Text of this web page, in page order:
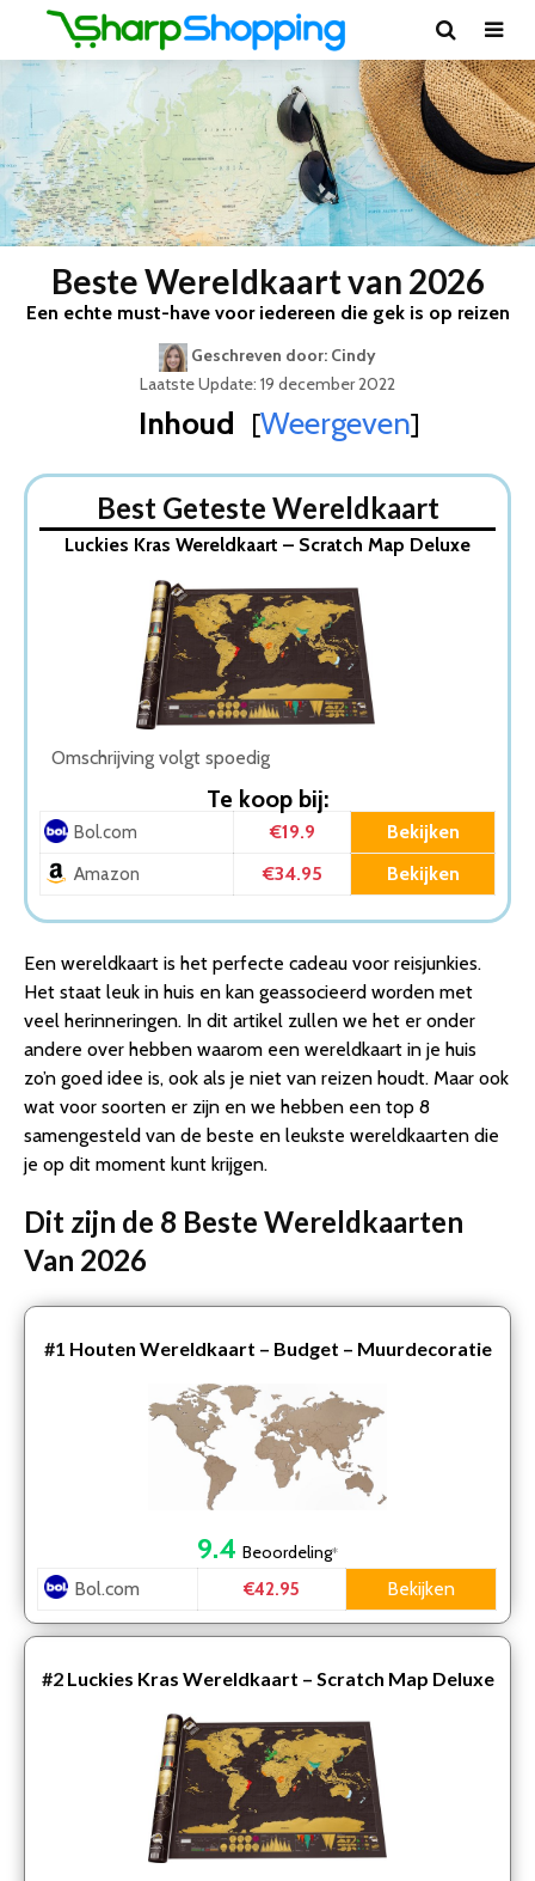
Beste Wereldkaart van 2026
Een echte must-have voor iedereen die gek is op reizen
Geschreven door: Cindy
Laatste Update: 19 december 2022
Inhoud [Weergeven]
1. Houten Wereldkaart – Budget – Muurdecoratie – 140 x
75 CM – Wanddecoratie – Landkaart – Eenvoudige …
2. Luckies Kras Wereldkaart – Scratch Map Deluxe
3. Your Adventure World Scratch map wereldkaart XL (84
x 59.4cm) – Kras Wereldkaart Poster – Educatief …
4. Wereldkaart poster – 70x100cm – groot – print 2021
– mooi stevig papier – UV lak – Multi
5. Out of the Blue Scratch World Map – Wereldkaart –
Scratch Map
6. Wereld Kraskaart – Scratch Map – Kras Je Reislanden
7. Kurk24 Kurk prikbord WERELDKAART – zilveren lijst –
90 x 60 cm
8. Canvas poster wereldkaart dieren – kinderkamer –
Wat is de beste Wereldkaart van 2026
75 CM – Wanddecoratie – Landkaart – Eenvoudige …
2. Luckies Kras Wereldkaart – Scratch Map Deluxe
3. Your Adventure World Scratch map wereldkaart XL (84
x 59.4cm) – Kras Wereldkaart Poster – Educatief …
4. Wereldkaart poster – 70x100cm – groot – print 2021
– mooi stevig papier – UV lak – Multi
5. Out of the Blue Scratch World Map – Wereldkaart –
Scratch Map
6. Wereld Kraskaart – Scratch Map – Kras Je Reislanden
7. Kurk24 Kurk prikbord WERELDKAART – zilveren lijst –
90 x 60 cm
Conclusie
Best Geteste Wereldkaart
Luckies Kras Wereldkaart – Scratch Map Deluxe
Omschrijving volgt spoedig
Te koop bij:
Bol.com €19.9 Bekijken
Amazon €34.95 Bekijken
Een wereldkaart is het perfecte cadeau voor reisjunkies.
Het staat leuk in huis en kan geassocieerd worden met
veel herinneringen. In dit artikel zullen we het er onder
andere over hebben waarom een wereldkaart in je huis
zo’n goed idee is, ook als je niet van reizen houdt. Maar ook
wat voor soorten er zijn en we hebben een top 8
samengesteld van de beste en leukste wereldkaarten die
je op dit moment kunt krijgen.
Dit zijn de 8 Beste Wereldkaarten
Van 2026
#1 Houten Wereldkaart – Budget – Muurdecoratie
– 140 x 75 CM – Wanddecoratie – Landkaart –
Eenvoudige …
9.4 Beoordeling*
Bol.com €42.95 Bekijken
#2 Luckies Kras Wereldkaart – Scratch Map Deluxe